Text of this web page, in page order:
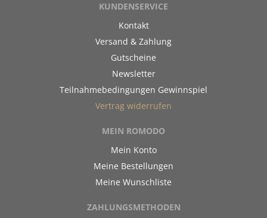
KUNDENSERVICE
Kontakt
Versand & Zahlung
Gutscheine
Newsletter
Teilnahmebedingungen Gewinnspiel
Vertrag widerrufen
MEIN ROMODO
Mein Konto
Meine Bestellungen
Meine Wunschliste
ZAHLUNGSMETHODEN